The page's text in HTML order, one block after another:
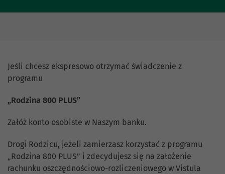
Jeśli chcesz ekspresowo otrzymać świadczenie z
programu
„Rodzina 800 PLUS”
Załóż konto osobiste w Naszym banku.
Drogi Rodzicu, jeżeli zamierzasz korzystać z programu
„Rodzina 800 PLUS” i zdecydujesz się na założenie
rachunku oszczędnościowo-rozliczeniowego w Vistula